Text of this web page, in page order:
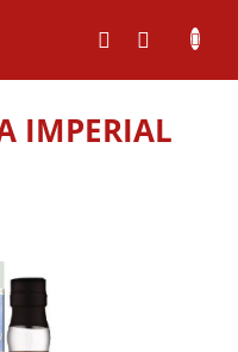
IMPERIAL